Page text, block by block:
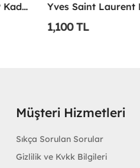
Burberry Goddess 100 ML EDP Kadın Parfümü -
1,100 TL
Müşteri Hizmetleri
Sıkça Sorulan Sorular
Gizlilik ve Kvkk Bilgileri